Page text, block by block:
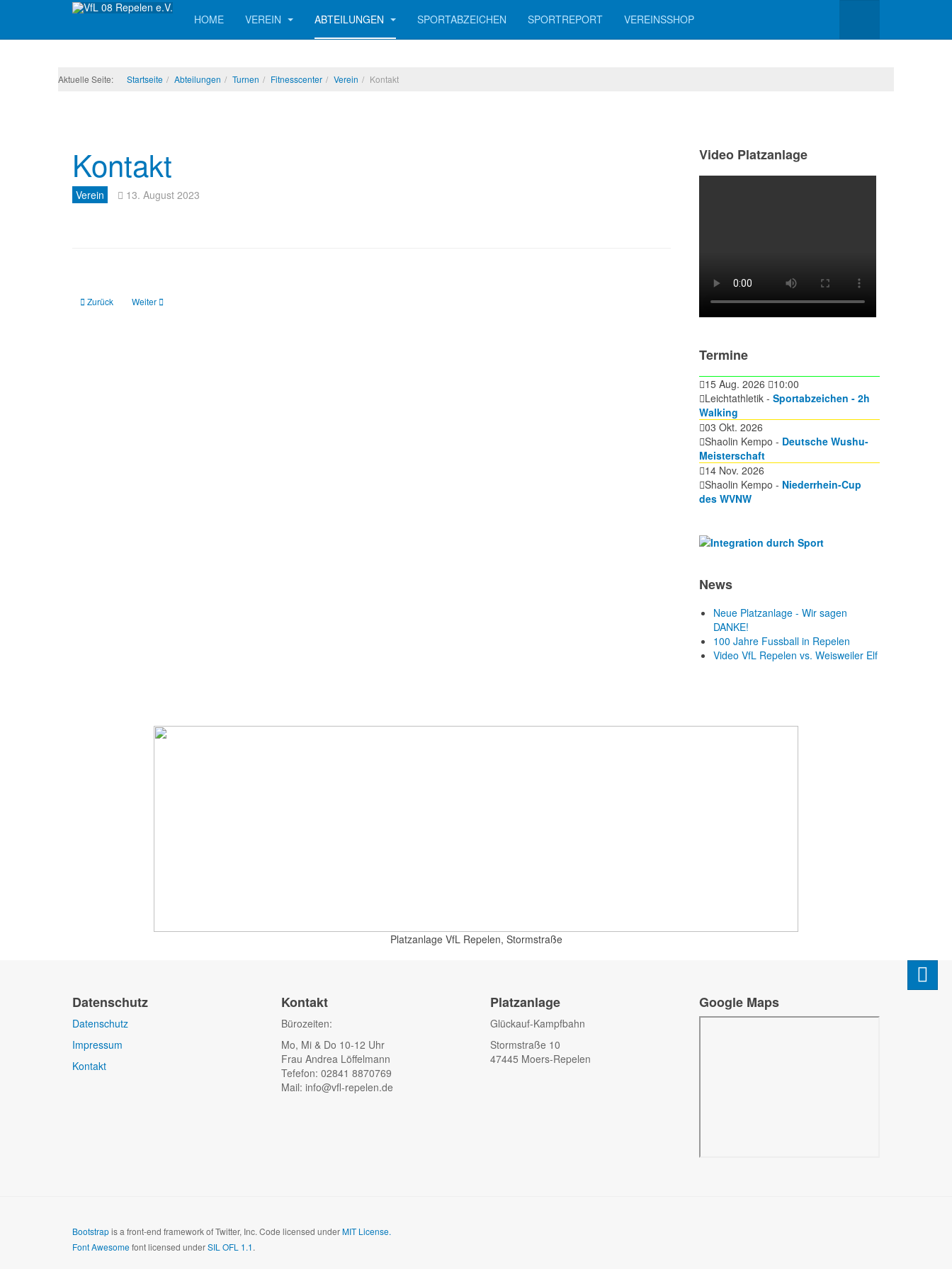
HOME VEREIN ABTEILUNGEN SPORTABZEICHEN SPORTREPORT VEREINSSHOP
Aktuelle Seite: Startseite Abteilungen Turnen Fitnesscenter Verein Kontakt
Kontakt
Verein 13. August 2023
Vorheriger Beitrag: Datenschutz
Zurück Nächster Beitrag: Vorstand
Weiter
Video Platzanlage
Termine
15 Aug. 2026
10:00
Leichtathletik - Sportabzeichen - 2h
Walking
03 Okt. 2026
Shaolin Kempo - Deutsche Wushu-
Meisterschaft
14 Nov. 2026
Shaolin Kempo - Niederrhein-Cup
des WVNW
News
Neue Platzanlage - Wir sagen
DANKE!
100 Jahre Fussball in Repelen
Video VfL Repelen vs. Weisweiler Elf
Platzanlage VfL Repelen, Stormstraße
Datenschutz
Datenschutz
Impressum
Kontakt
Kontakt
Bürozeiten:
Mo, Mi & Do 10-12 Uhr
Frau Andrea Löffelmann
Tefefon: 02841 8870769
Mail: info@vfl-repelen.de
Platzanlage
Glückauf-Kampfbahn
Stormstraße 10
47445 Moers-Repelen
Google Maps
Bootstrapis a front-end framework of Twitter, Inc. Code licensed underMIT License.
Font Awesomefont licensed underSIL OFL 1.1.